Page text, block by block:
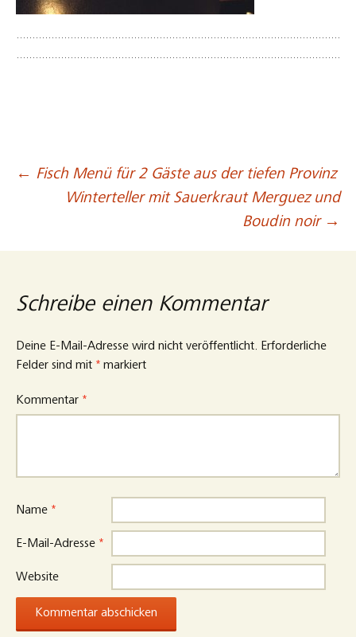
Beitragsnavigation
← Fisch Menü für 2 Gäste aus der tiefen Provinz
Winterteller mit Sauerkraut Merguez und
Boudin noir →
Schreibe einen Kommentar
Deine E-Mail-Adresse wird nicht veröffentlicht. Erforderliche
Felder sind mit * markiert
Kommentar *
Name *
E-Mail-Adresse *
Website